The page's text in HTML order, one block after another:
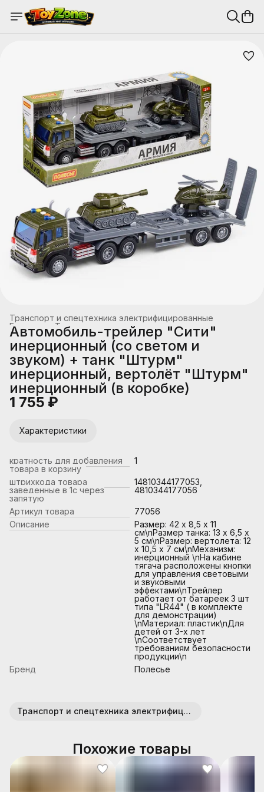
Транспорт и спецтехника электрифицированные
Транспорт
Главная
Автомобиль-трейлер "Сити"
инерционный (со светом и
звуком) + танк "Штурм"
инерционный, вертолёт "Штурм"
инерционный (в коробке)
1 755 ₽
Характеристики
кратность для добавления
товара в корзину
1
штрихкода товара
заведенные в 1с через
запятую
14810344177053,
4810344177056
Артикул товара
77056
Описание
Размер: 42 х 8,5 х 11
см\nРазмер танка: 13 х 6,5 х
5 см\nРазмер: вертолета: 12
х 10,5 х 7 см\nМеханизм:
инерционный \nНа кабине
тягача расположены кнопки
для управления световыми
и звуковыми
эффектами\nТрейлер
работает от батареек 3 шт
типа "LR44" ( в комплекте
для демонстрации)
\nМатериал: пластик\nДля
детей от 3-х лет
\nСоответствует
требованиям безопасности
продукции\n
Бренд
Полесье
Транспорт и спецтехника электрифицированные
Похожие товары